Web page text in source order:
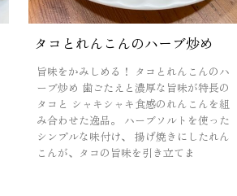
タコとれんこんのハーブ炒め
旨味をかみしめる！ タコとれんこんのハ
ーブ炒め 歯ごたえと濃厚な旨味が特長の
タコと シャキシャキ食感のれんこんを組
み合わせた逸品。 ハーブソルトを使った
シンプルな味付け、 揚げ焼きにしたれん
こんが、タコの旨味を引き立てま